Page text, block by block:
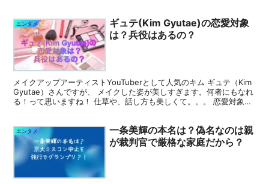
エンタメ
ギュテ(Kim Gyutae)の恋愛対象
は？兵役はあるの？
メイクアップアーティストYouTuberとして人気のキム ギュテ（Kim
Gyutae）さんですが、 メイクした姿が美しすぎます。何者にもなれ
る！って思いますね！ 仕草や、話し方も美しくて。。。 恋愛対象は
エンタメ
一条美輝の本名は？偽名なのは親
が裁判官で厳格な家庭だから？